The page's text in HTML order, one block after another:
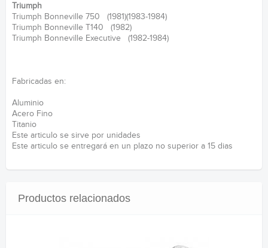
Triumph
Triumph Bonneville 750 (1981)(1983-1984)
Triumph Bonneville T140 (1982)
Triumph Bonneville Executive (1982-1984)
Fabricadas en:
Aluminio
Acero Fino
Titanio
Este articulo se sirve por unidades
Este articulo se entregará en un plazo no superior a 15 dias
Productos relacionados